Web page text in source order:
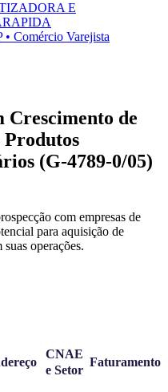
E
• Comércio Varejista
Crescimento de
(G-4789-0/05)
com empresas de
para aquisição de
operações.
CNAE
e Setor
Faturamento